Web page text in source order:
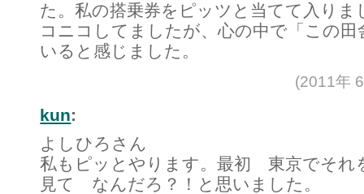
た。私の搭乗券をピッツと当てて入りま
コニコしてましたが、心の中で「この
いると感じました。
(2011年
kun:
よしひろさん
私もピッとやります。最初 東京でそれ
見て なんだろ？！と思いました。